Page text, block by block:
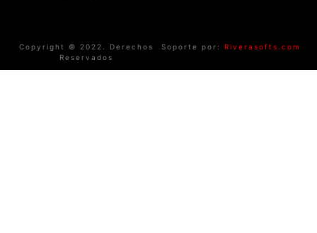
Copyright © 2022. Derechos
Reservados
Soporte por: Riverasofts.com